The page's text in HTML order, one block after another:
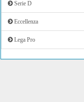
Serie D
Eccellenza
Lega Pro